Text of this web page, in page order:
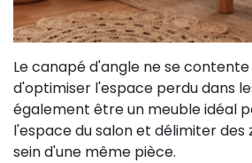
Le canapé d'angle ne se
d'optimiser l'espace perdu dans
également être un meuble idéal
l'espace du salon et délimiter des
sein d'une même pièce.